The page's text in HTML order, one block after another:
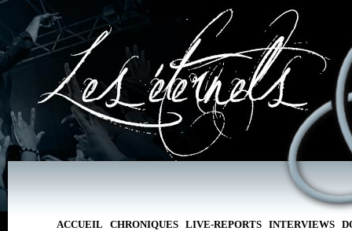
ACCUEIL CHRONIQUES LIVE-REPORTS INTERVIEWS